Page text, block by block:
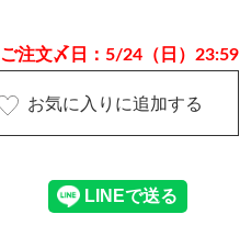
ご注文〆日：5/24（日）23:59
お気に入りに追加する